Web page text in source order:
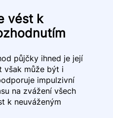
vést k
půjčky ihned je její
však může být i
impulzivní
na zvážení všech
k neuváženým